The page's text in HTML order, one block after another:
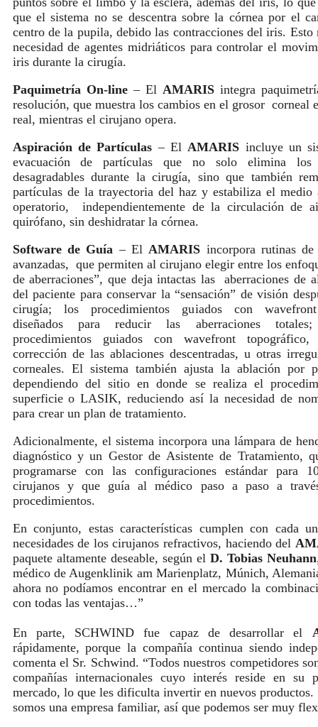
que el sistema no se descentra sobre la córnea por el
centro de la pupila, debido las contracciones del iris. Esto
necesidad de agentes midriáticos para controlar el
iris durante la cirugía.
Paquimetría On-line – El AMARIS integra
resolución, que muestra los cambios en el grosor corneal
real, mientras el cirujano opera.
Aspiración de Partículas – ElAMARIS incluye un
evacuación de partículas que no solo elimina
desagradables durante la cirugía, sino que también
partículas de la trayectoria del haz y estabiliza el medio
operatorio, independientemente de la circulación de
quirófano, sin deshidratar la córnea.
Software de Guía – ElAMARIS incorpora rutinas de
avanzadas, que permiten al cirujano elegir entre los
de aberraciones”, que deja intactas las aberraciones de
del paciente para conservar la “sensación” de visión
cirugía; los procedimientos guiados con
diseñados para reducir las aberraciones
procedimientos guiados con wavefront
corrección de las ablaciones descentradas, u otras
corneales. El sistema también ajusta la ablación por
dependiendo del sitio en donde se realiza el
superficie o LASIK, reduciendo así la necesidad de
para crear un plan de tratamiento.
Adicionalmente, el sistema incorpora una lámpara de
diagnóstico y un Gestor de Asistente de Tratamiento,
programarse con las configuraciones estándar para
cirujanos y que guía al médico paso a paso a
procedimientos.
En conjunto, estas características cumplen con cada
necesidades de los cirujanos refractivos, haciendo del
paquete altamente deseable, según el D. Tobias Neuhann
médico de Augenklinik am Marienplatz, Múnich,
ahora no podíamos encontrar en el mercado la
con todas las ventajas…”
En parte, SCHWIND fue capaz de desarrollar el
rápidamente, porque la compañía continua siendo
comenta el Sr. Schwind. “Todos nuestros competidores
compañías internacionales cuyo interés reside en su
mercado, lo que les dificulta invertir en nuevos productos.
somos una empresa familiar, así que podemos ser muy